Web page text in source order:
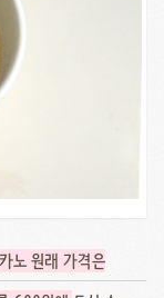
노 원래 가격은